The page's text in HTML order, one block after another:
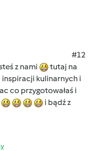
#12
z nami
tutaj na
kulinarnych i
co przygotowałaś i
i bądź z